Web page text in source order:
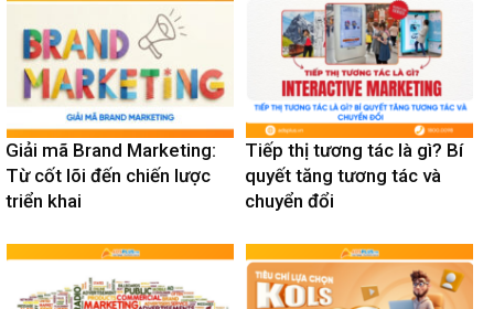
Giải mã Brand Marketing:
Từ cốt lõi đến chiến lược
triển khai
Tiếp thị tương tác là gì? Bí
quyết tăng tương tác và
chuyển đổi